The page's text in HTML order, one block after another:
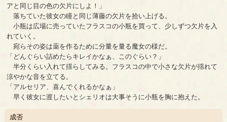
アと同じ目の色の欠片にしよ！」
落ちていた彼女の瞳と同じ薄藤の欠片を拾い上げる。
小瓶は広場に売っていたフラスコの小瓶を買って、少しずつ欠片を入
れていく。
宛らその姿は薬を作るために分量を量る魔女の様だ。
「どんぐらい詰めたらキレイかなぁ、このぐらい？」
半分くらい入れて揺らしてみる。フラスコの中で小さな欠片が揺れて
涼やかな音を立てる。
「アルセリア、喜んでくれるかなぁ」
早く彼女に渡したいとシェリオは大事そうに小瓶を胸に抱えた。
成否